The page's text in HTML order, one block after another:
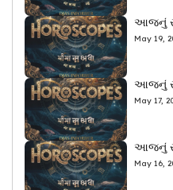
આજનું
May 19,
આજનું
May 17,
આજનું
May 16,